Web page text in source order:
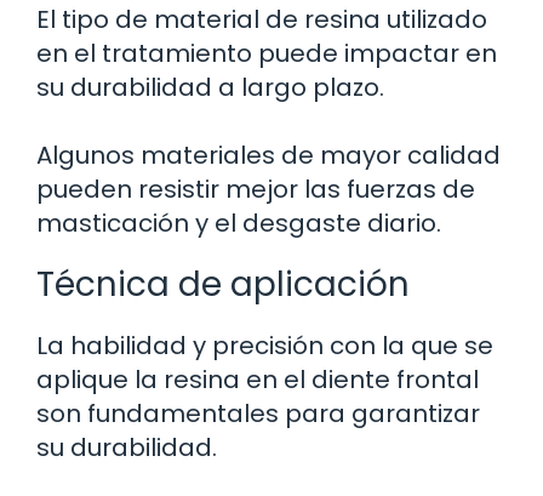
El tipo de material de resina utilizado
en el tratamiento puede impactar en
su durabilidad a largo plazo.
Algunos materiales de mayor calidad
pueden resistir mejor las fuerzas de
masticación y el desgaste diario.
Técnica de aplicación
La habilidad y precisión con la que se
aplique la resina en el diente frontal
son fundamentales para garantizar
su durabilidad.